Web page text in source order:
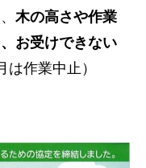
木の高さや作業
お受けできない
作業中止）